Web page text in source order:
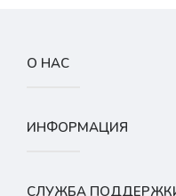
О НАС
ИНФОРМАЦИЯ
СЛУЖБА